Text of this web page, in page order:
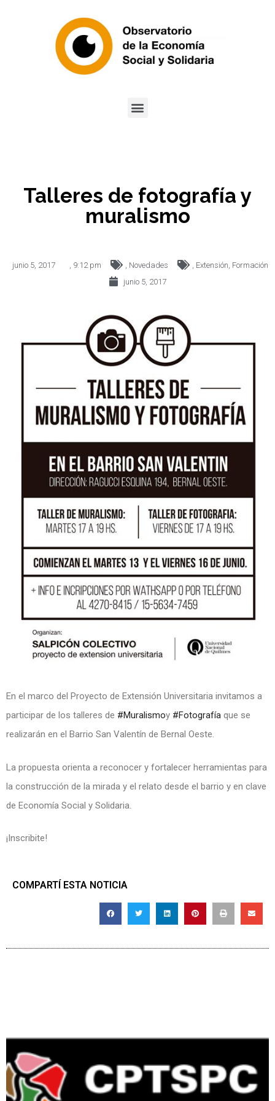
Talleres de fotografía y
muralismo
junio 5, 2017 9:12 pm Novedades Extensión Formación
junio 5, 2017
En el marco del Proyecto de Extensión Universitaria invitamos a
participar de los talleres de #Muralismoy #Fotografía que se
realizarán en el Barrio San Valentín de Bernal Oeste.
La propuesta orienta a reconocer y fortalecer herramientas para
la construcción de la mirada y el relato desde el barrio y en clave
de Economía Social y Solidaria.
¡Inscribite!
COMPARTÍ ESTA NOTICIA